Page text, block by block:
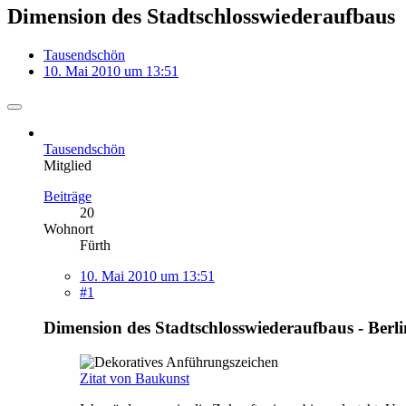
Dimension des Stadtschlosswiederaufbaus
Tausendschön
10. Mai 2010 um 13:51
Tausendschön
Mitglied
Beiträge
20
Wohnort
Fürth
10. Mai 2010 um 13:51
#1
Dimension des Stadtschlosswiederaufbaus -
Zitat von Baukunst